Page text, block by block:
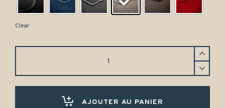
Clear
AJOUTER AU PANIER